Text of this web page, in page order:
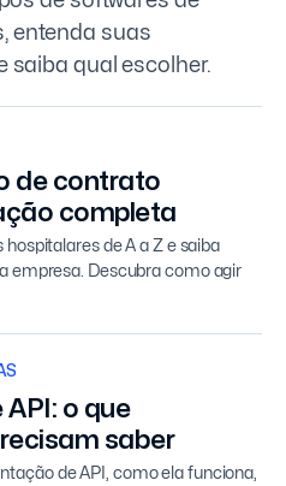
entenda suas
saiba qual escolher.
de contrato
completa
de A a Z e saiba
empresa. Descubra como agir
o que
saber
de API, como ela funciona,